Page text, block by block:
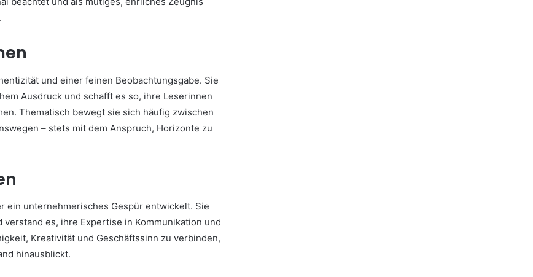
und einer feinen Beobachtungsgabe. Sie
Ausdruck und schafft es so, ihre Leserinnen
Thematisch bewegt sie sich häufig zwischen
– stets mit dem Anspruch, Horizonte zu
ein unternehmerisches Gespür entwickelt. Sie
es, ihre Expertise in Kommunikation und
Kreativität und Geschäftssinn zu verbinden,
hinausblickt.